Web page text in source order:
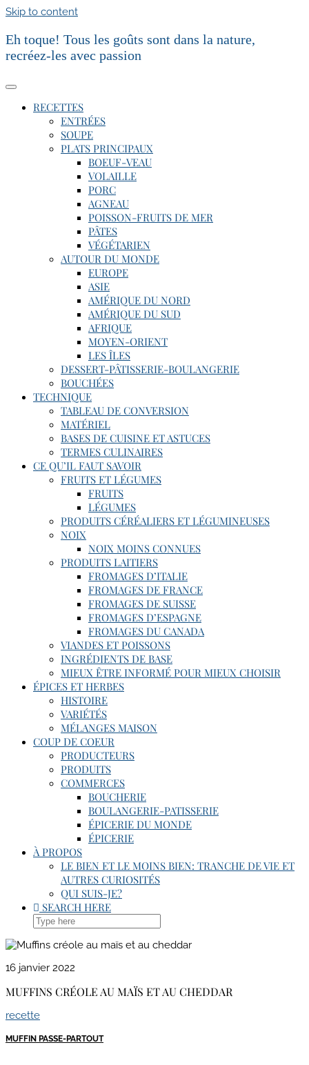
Skip to content
Eh toque! Tous les goûts sont dans la nature,
recréez-les avec passion
Toggle Navigation
RECETTES
ENTRÉES
SOUPE
PLATS PRINCIPAUX
BOEUF-VEAU
VOLAILLE
PORC
AGNEAU
POISSON-FRUITS DE MER
PÂTES
VÉGÉTARIEN
AUTOUR DU MONDE
EUROPE
ASIE
AMÉRIQUE DU NORD
AMÉRIQUE DU SUD
AFRIQUE
MOYEN-ORIENT
LES ÎLES
DESSERT-PÂTISSERIE-BOULANGERIE
BOUCHÉES
TECHNIQUE
TABLEAU DE CONVERSION
MATÉRIEL
BASES DE CUISINE ET ASTUCES
TERMES CULINAIRES
CE QU’IL FAUT SAVOIR
FRUITS ET LÉGUMES
FRUITS
LÉGUMES
PRODUITS CÉRÉALIERS ET LÉGUMINEUSES
NOIX
NOIX MOINS CONNUES
PRODUITS LAITIERS
FROMAGES D’ITALIE
FROMAGES DE FRANCE
FROMAGES DE SUISSE
FROMAGES D’ESPAGNE
FROMAGES DU CANADA
VIANDES ET POISSONS
INGRÉDIENTS DE BASE
MIEUX ÊTRE INFORMÉ POUR MIEUX CHOISIR
ÉPICES ET HERBES
HISTOIRE
VARIÉTÉS
MÉLANGES MAISON
COUP DE COEUR
PRODUCTEURS
PRODUITS
COMMERCES
BOUCHERIE
BOULANGERIE-PATISSERIE
ÉPICERIE DU MONDE
ÉPICERIE
À PROPOS
LE BIEN ET LE MOINS BIEN: TRANCHE DE VIE ET
AUTRES CURIOSITÉS
QUI SUIS-JE?
SEARCH HERE
16 janvier 2022
MUFFINS CRÉOLE AU MAÏS ET AU CHEDDAR
recette
MUFFIN PASSE-PARTOUT